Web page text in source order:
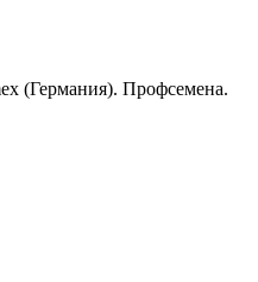
(Германия). Профсемена.